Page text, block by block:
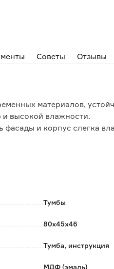
Советы Отзывы
материалов,
и высокой влажности.
фасады и корпус слегка
прочного картона.
Тумбы
80х45х46
Тумба, инструкция
МДФ (эмаль)